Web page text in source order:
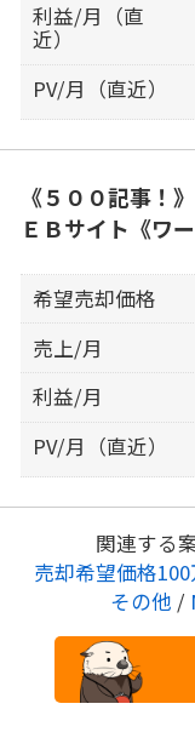
利益/月（直
近）
PV/月（直近）
《５００記事！
ＥＢサイト《ワ
希望売却価格
売上/月
利益/月
PV/月（直近）
関連する
売却希望価格
その他 /